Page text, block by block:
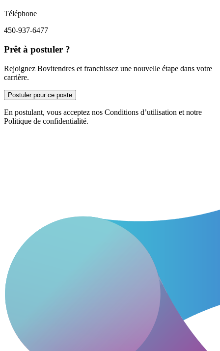
Téléphone
450-937-6477
Prêt à postuler ?
Rejoignez Bovitendres et franchissez une nouvelle étape dans votre
carrière.
Postuler pour ce poste
En postulant, vous acceptez nos Conditions d’utilisation et notre
Politique de confidentialité.